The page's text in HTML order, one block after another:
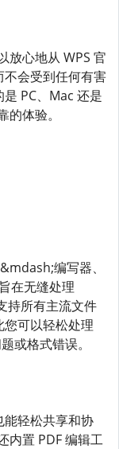
放心地从 WPS 官
会受到任何有害
PC、Mac 还是
体验。
编写器、
在无缝处理
持所有主流文件
您可以轻松处理
或格式错误。
轻松共享和协
内置 PDF 编辑工